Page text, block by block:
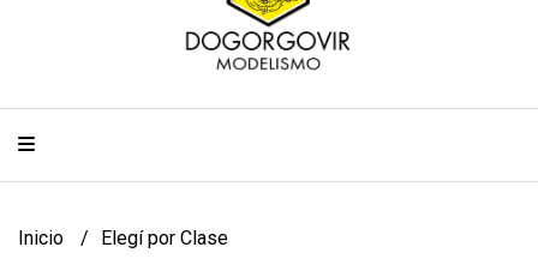
Inicio Elegí por Clase